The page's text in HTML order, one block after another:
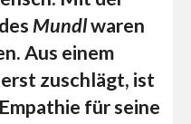
Mundlwaren
Aus einem
zuschlägt, ist
für seine